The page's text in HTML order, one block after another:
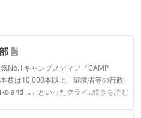
No.1キャンプメディア『CAMP
数は10,000本以上。環境省等の行政
and ...」といったクライアントとの
...続きを読む